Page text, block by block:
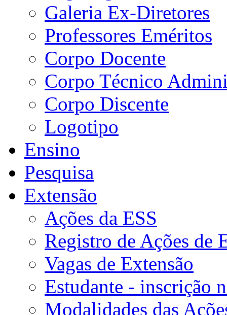
Galeria Ex-Diretores
Professores Eméritos
Corpo Docente
Corpo Técnico
Corpo Discente
Logotipo
Ensino
Pesquisa
Extensão
Ações da ESS
Registro de Ações de
Vagas de Extensão
Estudante - inscrição
Modalidades das